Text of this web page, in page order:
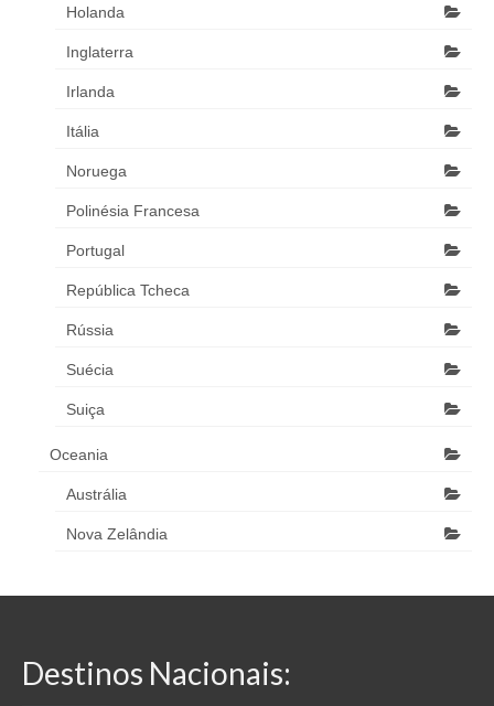
Holanda
Inglaterra
Irlanda
Itália
Noruega
Polinésia Francesa
Portugal
República Tcheca
Rússia
Suécia
Suiça
Oceania
Austrália
Nova Zelândia
Destinos Nacionais: